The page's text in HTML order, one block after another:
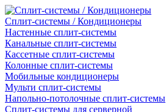
Сплит-системы / Кондиционеры
Настенные сплит-системы
Канальные сплит-системы
Кассетные сплит-системы
Колонные сплит-системы
Мобильные кондиционеры
Мульти сплит-системы
Напольно-потолочные сплит-системы
Сплит-системы для серверной